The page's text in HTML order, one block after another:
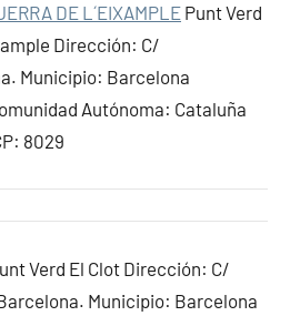
DE L´EIXAMPLE Punt Verd
Dirección: C/
Municipio: Barcelona
Autónoma: Cataluña
8029
Verd El Clot Dirección: C/
Municipio: Barcelona